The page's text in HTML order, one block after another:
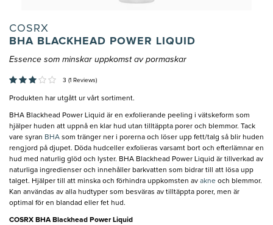
COSRX
BHA BLACKHEAD POWER LIQUID
Essence som minskar uppkomst av pormaskar
3 (1 Reviews)
Produkten har utgått ur vårt sortiment.
BHA Blackhead Power Liquid är en exfolierande peeling i vätskeform som
hjälper huden att uppnå en klar hud utan tilltäppta porer och blemmor. Tack
vare syran BHA som tränger ner i porerna och löser upp fett/talg så blir huden
rengjord på djupet. Döda hudceller exfolieras varsamt bort och efterlämnar en
hud med naturlig glöd och lyster. BHA Blackhead Power Liquid är tillverkad av
naturliga ingredienser och innehåller barkvatten som bidrar till att lösa upp
talget. Hjälper till att minska och förhindra uppkomsten av akne och blemmor.
Kan användas av alla hudtyper som besväras av tilltäppta porer, men är
optimal för en blandad eller fet hud.
COSRX BHA Blackhead Power Liquid